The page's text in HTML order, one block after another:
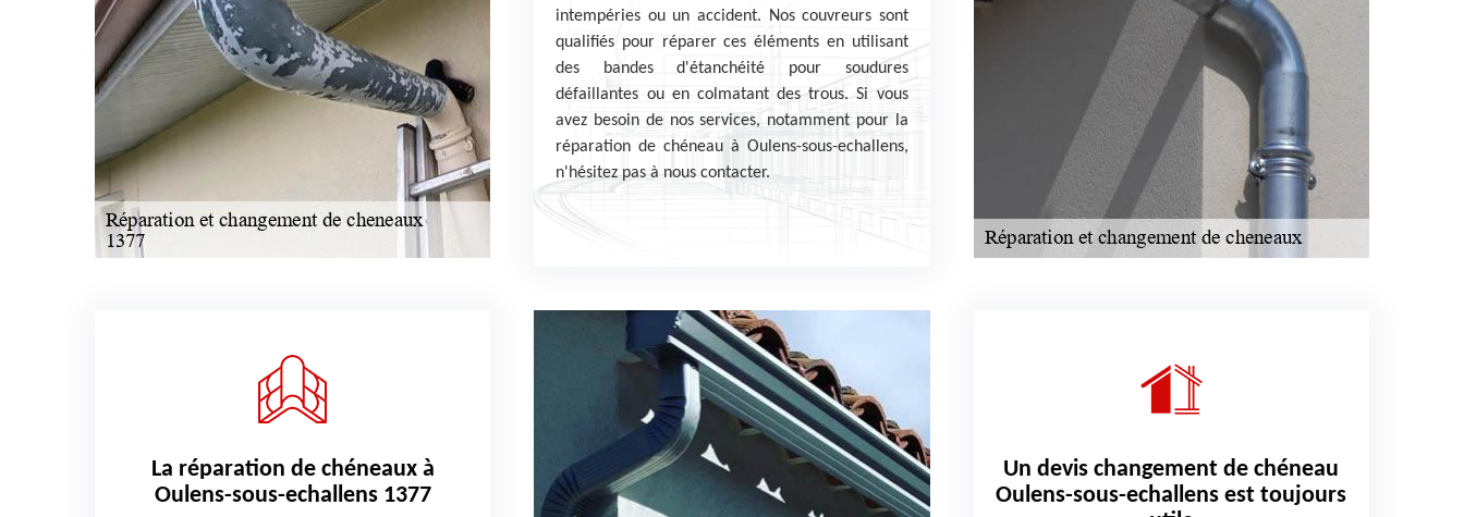
intempéries ou un accident. Nos couvreurs sont
qualifiés pour réparer ces éléments en utilisant
des bandes d'étanchéité pour soudures
défaillantes ou en colmatant des trous. Si vous
avez besoin de nos services, notamment pour la
réparation de chéneau à Oulens-sous-echallens,
n'hésitez pas à nous contacter.
La réparation de chéneaux à
Oulens-sous-echallens 1377
Un devis changement de chéneau
Oulens-sous-echallens est toujours